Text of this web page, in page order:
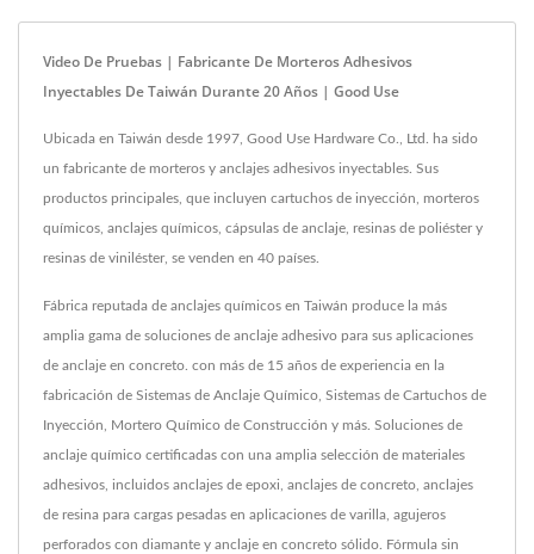
Video De Pruebas | Fabricante De Morteros Adhesivos
Inyectables De Taiwán Durante 20 Años | Good Use
Ubicada en Taiwán desde 1997, Good Use Hardware Co., Ltd. ha sido
un fabricante de morteros y anclajes adhesivos inyectables. Sus
productos principales, que incluyen cartuchos de inyección, morteros
químicos, anclajes químicos, cápsulas de anclaje, resinas de poliéster y
resinas de viniléster, se venden en 40 países.
Fábrica reputada de anclajes químicos en Taiwán produce la más
amplia gama de soluciones de anclaje adhesivo para sus aplicaciones
de anclaje en concreto. con más de 15 años de experiencia en la
fabricación de Sistemas de Anclaje Químico, Sistemas de Cartuchos de
Inyección, Mortero Químico de Construcción y más. Soluciones de
anclaje químico certificadas con una amplia selección de materiales
adhesivos, incluidos anclajes de epoxi, anclajes de concreto, anclajes
de resina para cargas pesadas en aplicaciones de varilla, agujeros
perforados con diamante y anclaje en concreto sólido. Fórmula sin